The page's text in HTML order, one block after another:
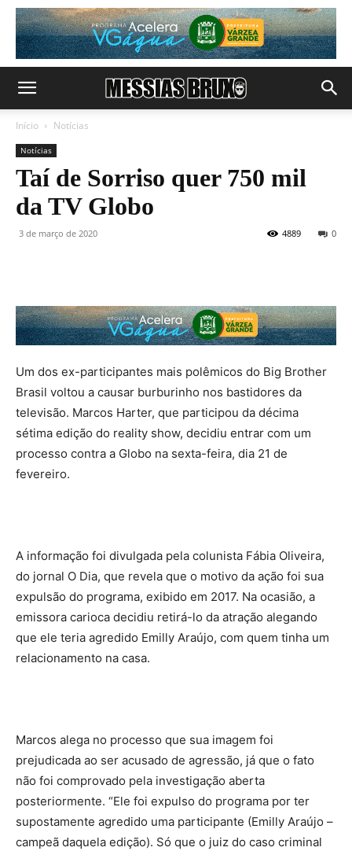
Início Notícias
Notícias
Taí de Sorriso quer 750 mil
da TV Globo
3 de março de 2020 0
4889
Um dos ex-participantes mais polêmicos do Big Brother
Brasil voltou a causar burburinho nos bastidores da
televisão. Marcos Harter, que participou da décima
sétima edição do reality show, decidiu entrar com um
processo contra a Globo na sexta-feira, dia 21 de
fevereiro.
A informação foi divulgada pela colunista Fábia Oliveira,
do jornal O Dia, que revela que o motivo da ação foi sua
expulsão do programa, exibido em 2017. Na ocasião, a
emissora carioca decidiu retirá-lo da atração alegando
que ele teria agredido Emilly Araújo, com quem tinha um
relacionamento na casa.
Marcos alega no processo que sua imagem foi
prejudicada ao ser acusado de agressão, já que o fato
não foi comprovado pela investigação aberta
posteriormente. “Ele foi expulso do programa por ter
supostamente agredido uma participante (Emilly Araújo –
campeã daquela edição). Só que o juiz do caso criminal